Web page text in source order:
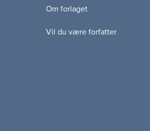
Om forlaget
Vil du være forfatter